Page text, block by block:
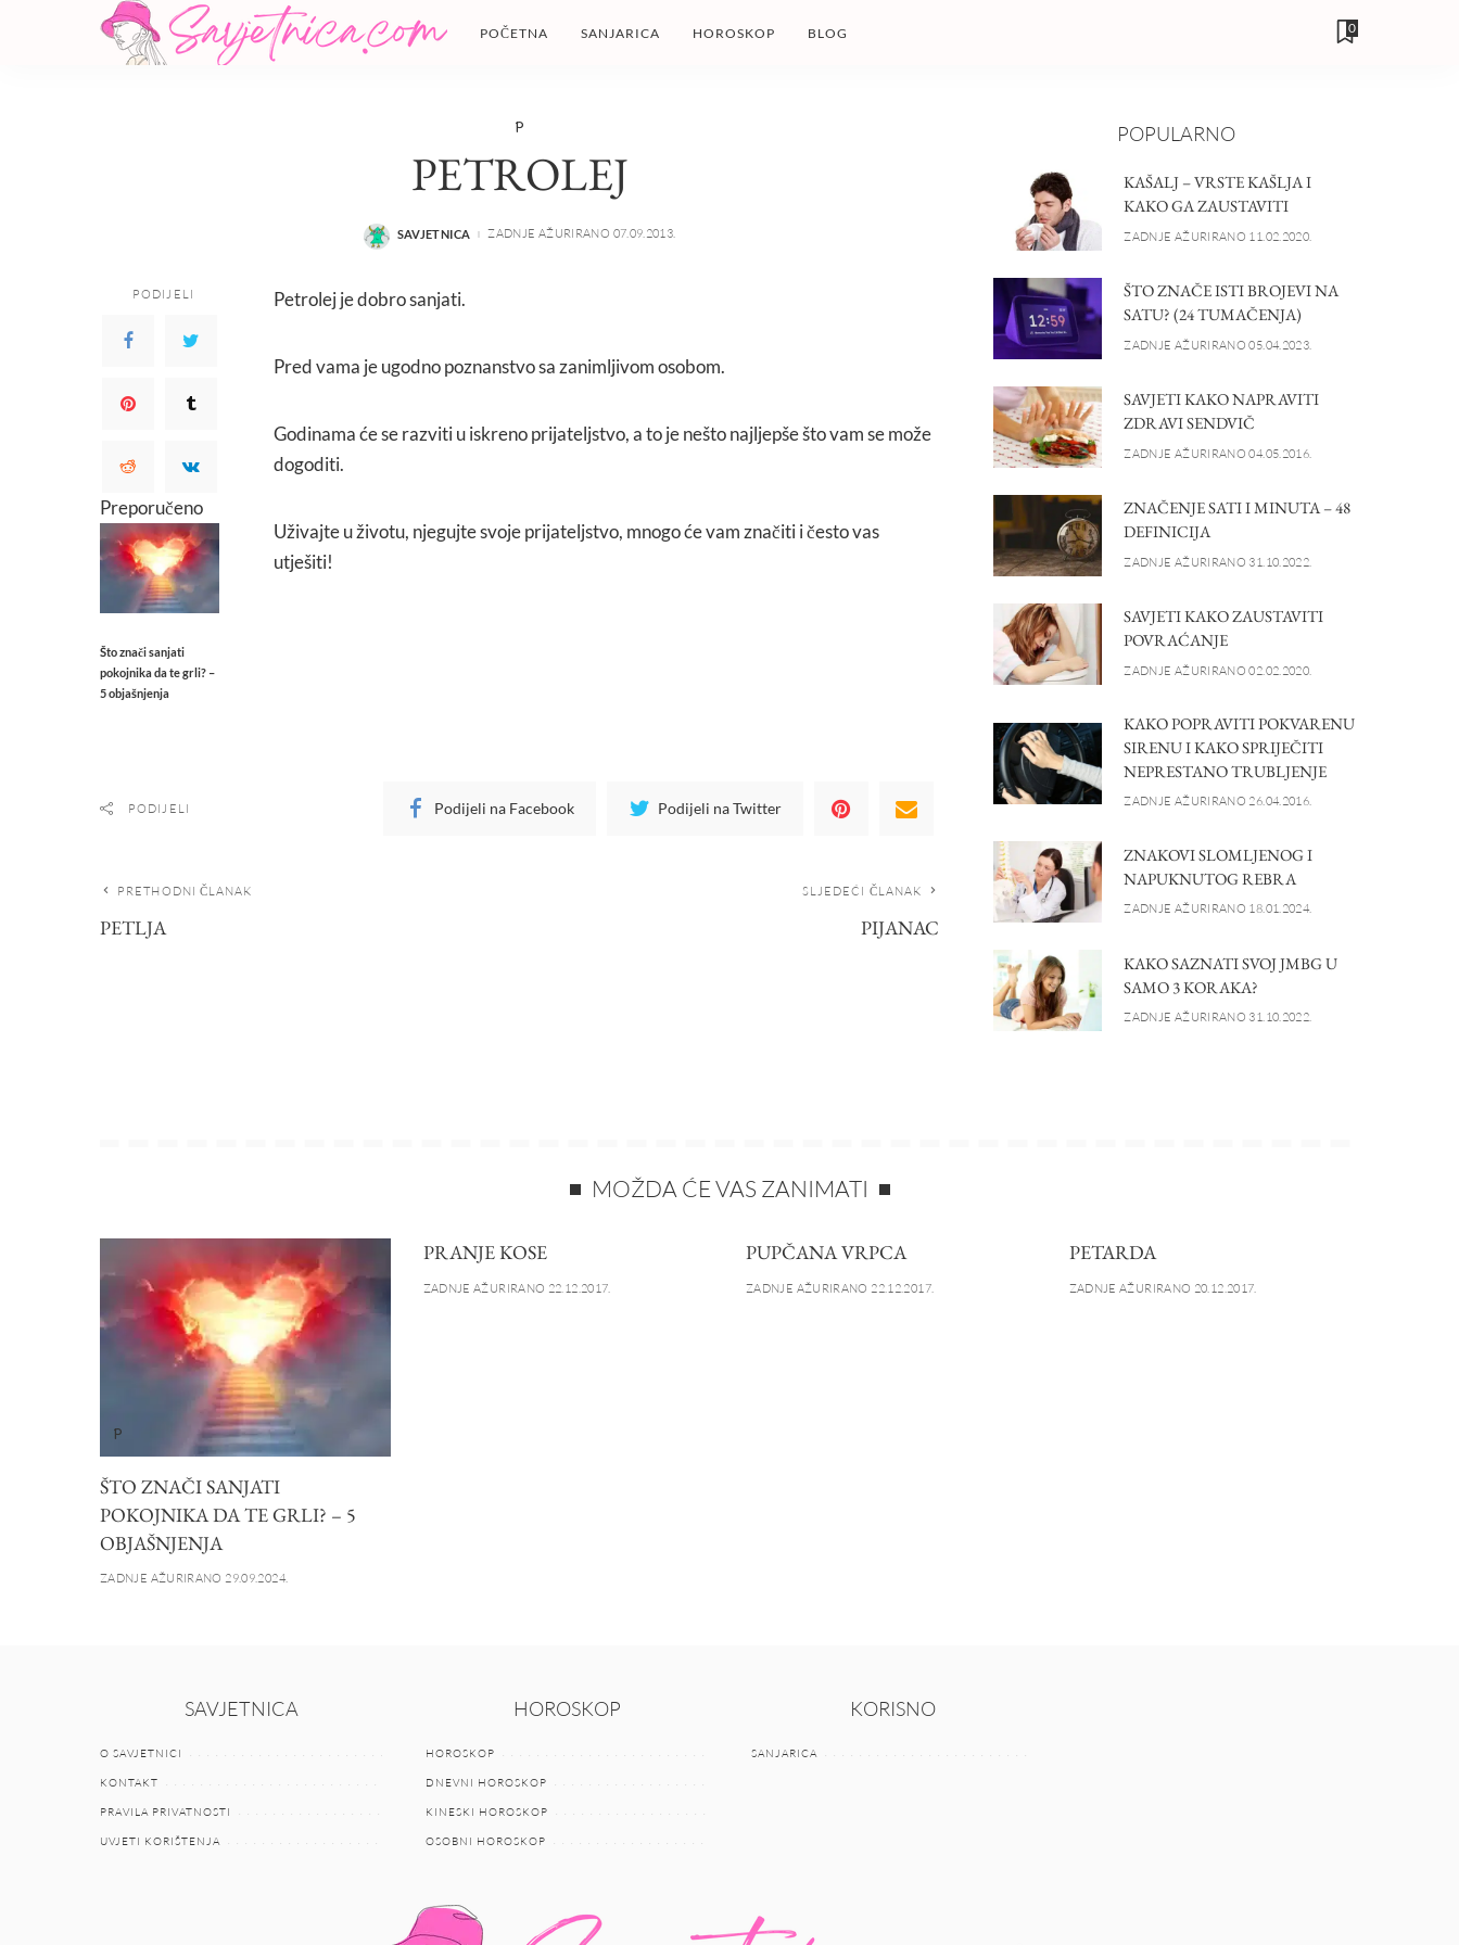
POČETNA SANJARICA HOROSKOP BLOG 0
P
PETROLEJ
POSTED
SAVJETNICA ZADNJE AŽURIRANO 07.09.2013.
PODIJELI
Preporučeno
Što znači sanjati
pokojnika da te grli? –
5 objašnjenja
Petrolej je dobro sanjati.
Pred vama je ugodno poznanstvo sa zanimljivom osobom.
Godinama će se razviti u iskreno prijateljstvo, a to je nešto najljepše što vam se može
dogoditi.
Uživajte u životu, njegujte svoje prijateljstvo, mnogo će vam značiti i često vas
utješiti!
PODIJELI Podijeli na Facebook Podijeli na Twitter
PRETHODNI ČLANAK
PETLJA
SLJEDEĆI ČLANAK
PIJANAC
POPULARNO
KAŠALJ – VRSTE KAŠLJA I
KAKO GA ZAUSTAVITI
ZADNJE AŽURIRANO 11.02.2020.
ŠTO ZNAČE ISTI BROJEVI NA
SATU? (24 TUMAČENJA)
ZADNJE AŽURIRANO 05.04.2023.
SAVJETI KAKO NAPRAVITI
ZDRAVI SENDVIČ
ZADNJE AŽURIRANO 04.05.2016.
ZNAČENJE SATI I MINUTA – 48
DEFINICIJA
ZADNJE AŽURIRANO 31.10.2022.
SAVJETI KAKO ZAUSTAVITI
POVRAĆANJE
ZADNJE AŽURIRANO 02.02.2020.
KAKO POPRAVITI POKVARENU
SIRENU I KAKO SPRIJEČITI
NEPRESTANO TRUBLJENJE
ZADNJE AŽURIRANO 26.04.2016.
ZNAKOVI SLOMLJENOG I
NAPUKNUTOG REBRA
ZADNJE AŽURIRANO 18.01.2024.
KAKO SAZNATI SVOJ JMBG U
SAMO 3 KORAKA?
ZADNJE AŽURIRANO 31.10.2022.
MOŽDA ĆE VAS ZANIMATI
P
ŠTO ZNAČI SANJATI
POKOJNIKA DA TE GRLI? – 5
OBJAŠNJENJA
ZADNJE AŽURIRANO 29.09.2024.
PRANJE KOSE
ZADNJE AŽURIRANO 22.12.2017.
PUPČANA VRPCA
ZADNJE AŽURIRANO 22.12.2017.
PETARDA
ZADNJE AŽURIRANO 20.12.2017.
SAVJETNICA
O SAVJETNICI
KONTAKT
PRAVILA PRIVATNOSTI
UVJETI KORIŠTENJA
HOROSKOP
HOROSKOP
DNEVNI HOROSKOP
KINESKI HOROSKOP
OSOBNI HOROSKOP
KORISNO
SANJARICA